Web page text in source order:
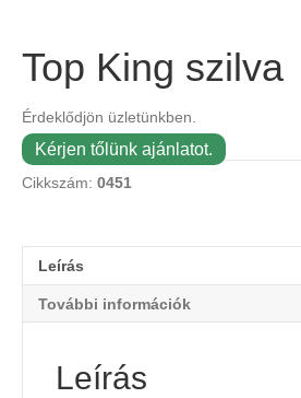
Top King szilva
Érdeklődjön üzletünkben.
Kérjen tőlünk ajánlatot.
Cikkszám: 0451
Leírás
További információk
Leírás